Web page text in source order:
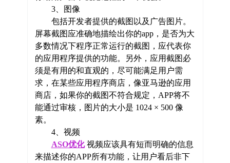
3、图像
包括开发者提供的截图以及广告图片。
屏幕截图应准确地描绘出你的app，是否为大
多数情况下程序正常运行的截图，应代表你
的应用程序提供的功能。另外，应用截图必
须是有用的和直观的，尽可能满足用户需
求，在某些应用程序商店，像亚马逊的应用
商店，如果你的截图不符合规定，APP将不
能通过审核，图片的大小是 1024 × 500 像
素。
4、视频
ASO优化视频应该具有短而明确的信息
来描述你的APP所有功能，让用户看后非下